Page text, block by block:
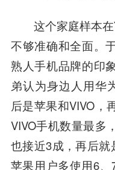
这个家庭样本在
不够准确和全面。
熟人手机品牌的印
弟认为身边人用华
后是苹果和VIVO，
VIVO手机数量最多
也接近3成，再后就
苹果用户多使用6